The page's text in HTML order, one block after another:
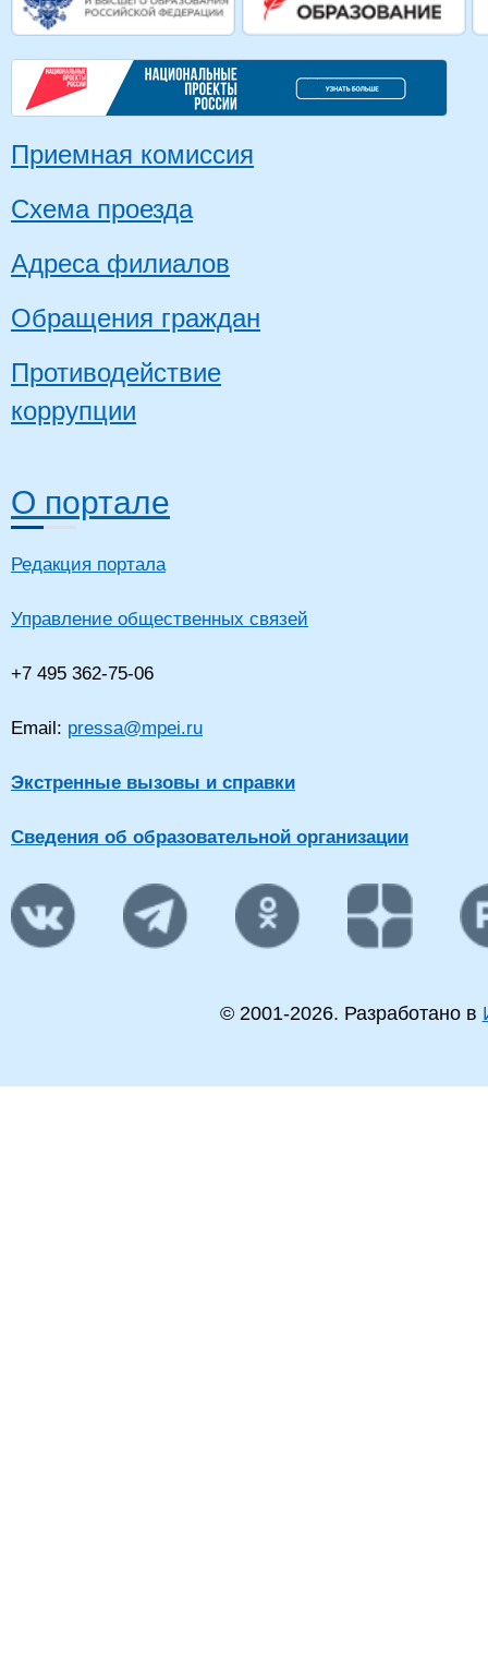
Приемная комиссия
Схема проезда
Адреса филиалов
Обращения граждан
Противодействие
коррупции
О портале
Редакция портала
Управление общественных связей
+7 495 362-75-06
Email: pressa@mpei.ru
Экстренные вызовы и справки
Сведения об образовательной организации
© 2001-2026. Разработано в